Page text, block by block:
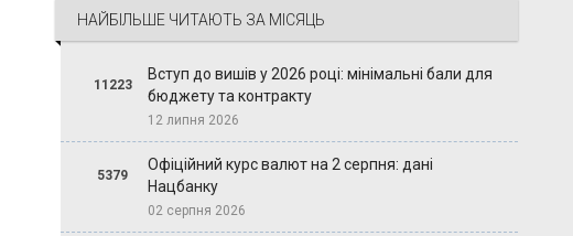
НАЙБІЛЬШЕ ЧИТАЮТЬ ЗА МІСЯЦЬ
11223
Вступ до вишів у 2026 році: мінімальні бали для
бюджету та контракту
12 липня 2026
5379
Офіційний курс валют на 2 серпня: дані
Нацбанку
02 серпня 2026